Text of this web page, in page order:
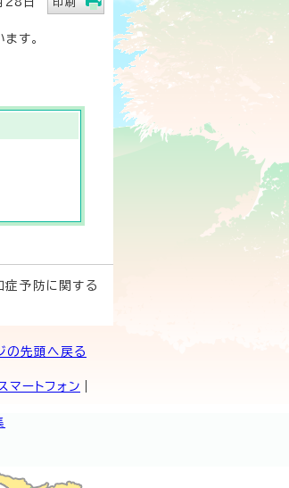
す。
予防に関する
の先頭へ戻る
マートフォン